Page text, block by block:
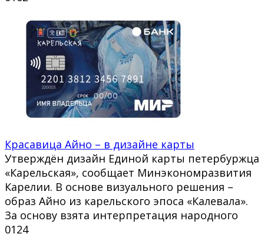
Красавица Айно – в дизайне карты
Утверждён дизайн Единой карты петербуржца
«Карельская», сообщает Минэкономразвития
Карелии. В основе визуального решения –
образ Айно из карельского эпоса «Калевала».
За основу взята интерпретация народного
0124